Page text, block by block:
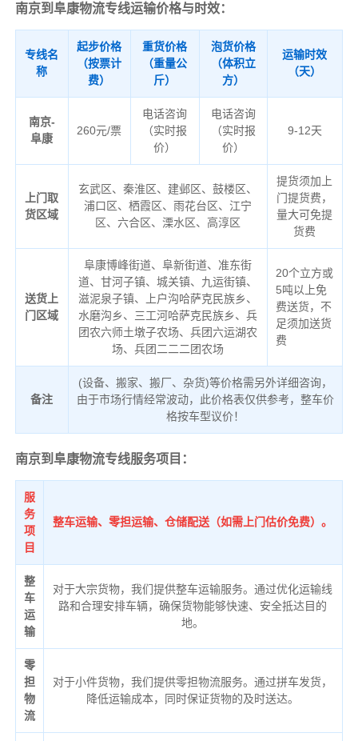
南京到阜康物流专线运输价格与时效：
专线名
称
起步价格
（按票计
费）
重货价格
（重量公
斤）
泡货价格
（体积立
方）
运输时效
（天）
南京-
阜康
260元/票
电话咨询
（实时报
价）
电话咨询
（实时报
价）
9-12天
上门取
货区域
玄武区、秦淮区、建邺区、鼓楼区、
浦口区、栖霞区、雨花台区、江宁
区、六合区、溧水区、高淳区
提货须加上
门提货费，
量大可免提
货费
送货上
门区域
阜康博峰街道、阜新街道、准东街
道、甘河子镇、城关镇、九运街镇、
滋泥泉子镇、上户沟哈萨克民族乡、
水磨沟乡、三工河哈萨克民族乡、兵
团农六师土墩子农场、兵团六运湖农
场、兵团二二二团农场
20个立方或
5吨以上免
费送货，不
足须加送货
费
备注
(设备、搬家、搬厂、杂货)等价格需另外详细咨询，
由于市场行情经常波动，此价格表仅供参考，整车价
格按车型议价！
南京到阜康物流专线服务项目：
服
务
项
目
整车运输、零担运输、仓储配送（如需上门估价免费）。
整
车
运
输
对于大宗货物，我们提供整车运输服务。通过优化运输线
路和合理安排车辆，确保货物能够快速、安全抵达目的
地。
零
担
物
流
对于小件货物，我们提供零担物流服务。通过拼车发货，
降低运输成本，同时保证货物的及时送达。